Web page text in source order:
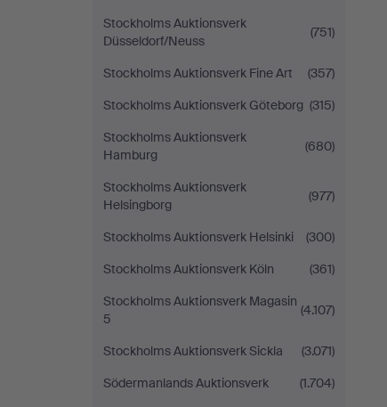
Stockholms Auktionsverk
Düsseldorf/Neuss
(751)
Stockholms Auktionsverk Fine Art
(357)
Stockholms Auktionsverk Göteborg (315)
Stockholms Auktionsverk
Hamburg
(680)
Stockholms Auktionsverk
Helsingborg
(977)
Stockholms Auktionsverk Helsinki
(300)
Stockholms Auktionsverk Köln
(361)
Stockholms Auktionsverk Magasin
5
(4.107)
Stockholms Auktionsverk Sickla
(3.071)
Södermanlands Auktionsverk
(1.704)